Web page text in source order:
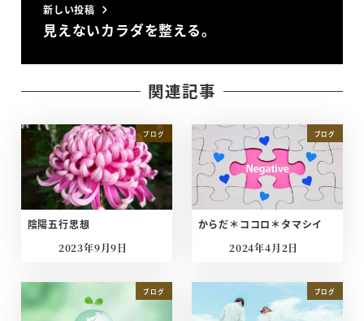
新しい投稿
見えないカラダを整える。
関連記事
ブログ
陰陽五行思想
投稿日
2023年9月9日
ブログ
からだ＊ココロ＊タマシイ
投稿日
2024年4月2日
ブログ ブログ